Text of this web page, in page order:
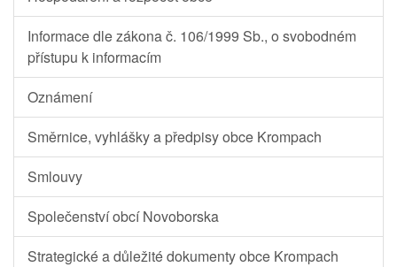
Informace dle zákona č. 106/1999 Sb., o svobodném
přístupu k informacím
Oznámení
Směrnice, vyhlášky a předpisy obce Krompach
Smlouvy
Společenství obcí Novoborska
Strategické a důležité dokumenty obce Krompach